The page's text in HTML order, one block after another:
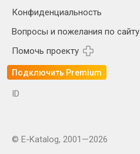
Конфиденциальность
Вопросы и пожелания по сайту
Помочь проекту
Подключить Premium
ID
© E-Katalog, 2001—2026